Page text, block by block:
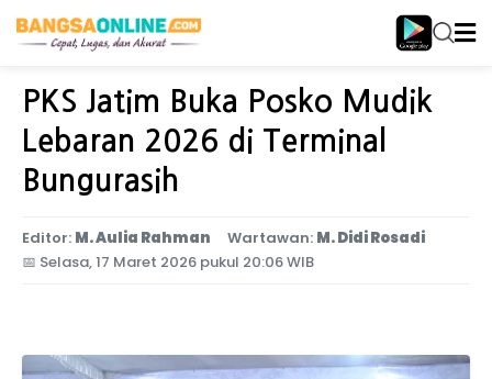
Home Jawa Timur
PKS Jatim Buka Posko Mudik
Lebaran 2026 di Terminal
Bungurasih
Editor: M. Aulia Rahman Wartawan: M. Didi Rosadi
📅 Selasa, 17 Maret 2026 pukul 20:06 WIB